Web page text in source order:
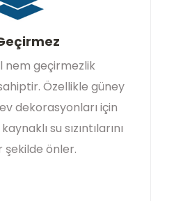
nem geçirmezlik
Özellikle güney
dekorasyonları için
su sızıntılarını
şekilde önler.